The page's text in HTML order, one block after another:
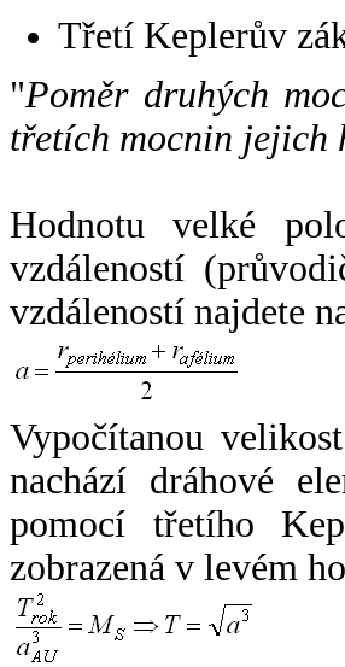
Třetí Keplerův
"Poměr druhých
třetích mocnin jejich
Hodnotu velké
vzdáleností
vzdáleností najdete
Vypočítanou velikost
nachází dráhové
pomocí třetího
zobrazená v levém